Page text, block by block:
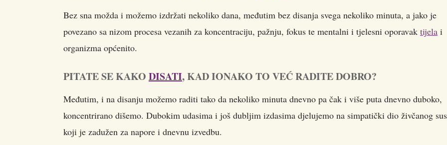
Bez sna možda i možemo izdržati nekoliko dana, međutim bez disanja svega nekoliko minuta, a jako je
povezano sa nizom procesa vezanih za koncentraciju, pažnju, fokus te mentalni i tjelesni oporavak tijela i
organizma općenito.
PITATE SE KAKO DISATI, KAD IONAKO TO VEĆ RADITE DOBRO?
Međutim, i na disanju možemo raditi tako da nekoliko minuta dnevno pa čak i više puta dnevno duboko,
koncentrirano dišemo. Dubokim udasima i još dubljim izdasima djelujemo na simpatički dio živčanog
koji je zadužen za napore i dnevnu izvedbu.